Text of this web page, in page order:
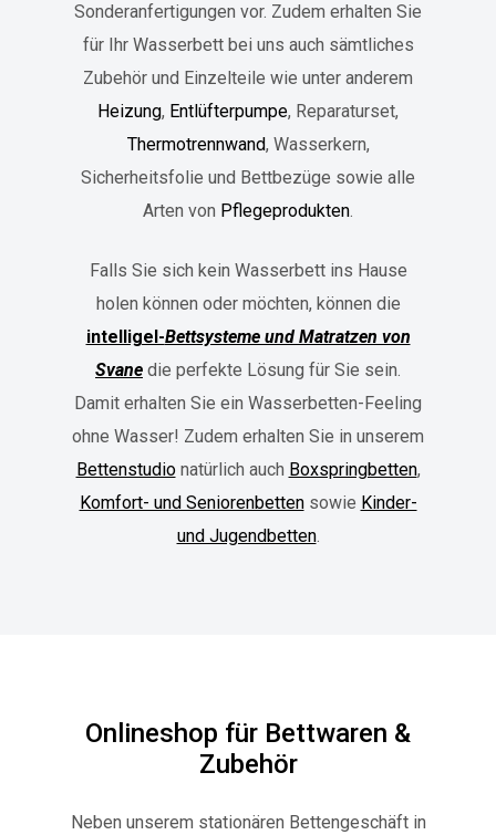
Sonderanfertigungen vor. Zudem erhalten Sie
für Ihr Wasserbett bei uns auch sämtliches
Zubehör und Einzelteile wie unter anderem
Heizung, Entlüfterpumpe, Reparaturset,
Thermotrennwand, Wasserkern,
Sicherheitsfolie und Bettbezüge sowie alle
Arten von Pflegeprodukten.
Falls Sie sich kein Wasserbett ins Hause
holen können oder möchten, können die
intelligel-Bettsysteme und Matratzen von
Svane die perfekte Lösung für Sie sein.
Damit erhalten Sie ein Wasserbetten-Feeling
ohne Wasser! Zudem erhalten Sie in unserem
Bettenstudionatürlich auch Boxspringbetten,
Komfort- und Seniorenbettensowie Kinder-
und Jugendbetten.
Onlineshop für Bettwaren &
Zubehör
Neben unserem stationären Bettengeschäft in